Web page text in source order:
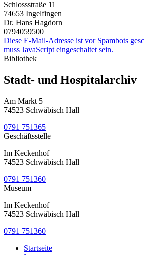
Schlossstraße 11
74653 Ingelfingen
Dr. Hans Hagdorn
0794059500
Diese E-Mail-Adresse ist vor Spambots
muss JavaScript eingeschaltet sein.
Bibliothek
Stadt- und Hospitalarchiv
Am Markt 5
74523 Schwäbisch Hall
0791 751365
Geschäftsstelle
Im Keckenhof
74523 Schwäbisch Hall
0791 751360
Museum
Im Keckenhof
74523 Schwäbisch Hall
0791 751360
Startseite